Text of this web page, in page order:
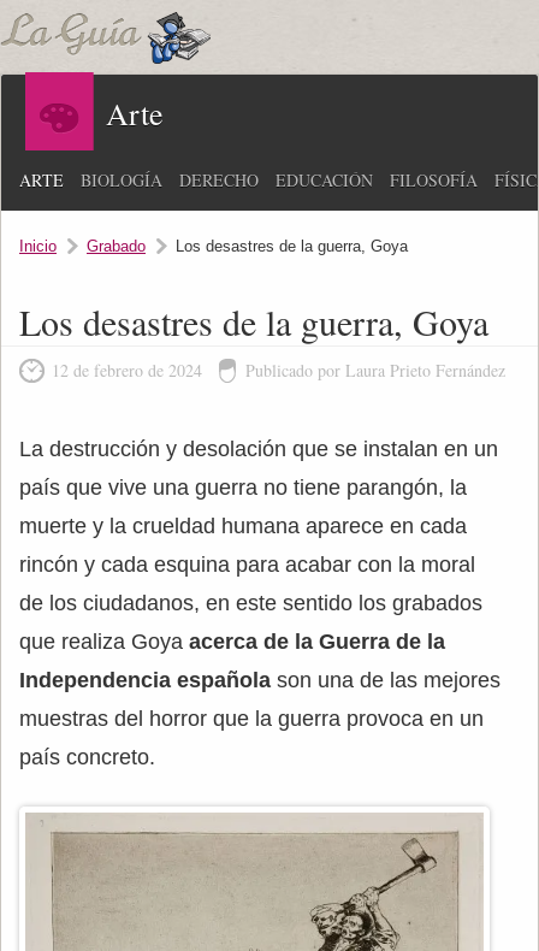
Arte
ARTE BIOLOGÍA DERECHO EDUCACIÓN FILOSOFÍA
Inicio Grabado Los desastres de la guerra, Goya
Los desastres de la guerra, Goya
12 de febrero de 2024 Publicado por Laura Prieto Fernández
La destrucción y desolación que se instalan en un
país que vive una guerra no tiene parangón, la
muerte y la crueldad humana aparece en cada
rincón y cada esquina para acabar con la moral
de los ciudadanos, en este sentido los grabados
que realiza Goya acerca de la Guerra de la
Independencia española son una de las mejores
muestras del horror que la guerra provoca en un
país concreto.